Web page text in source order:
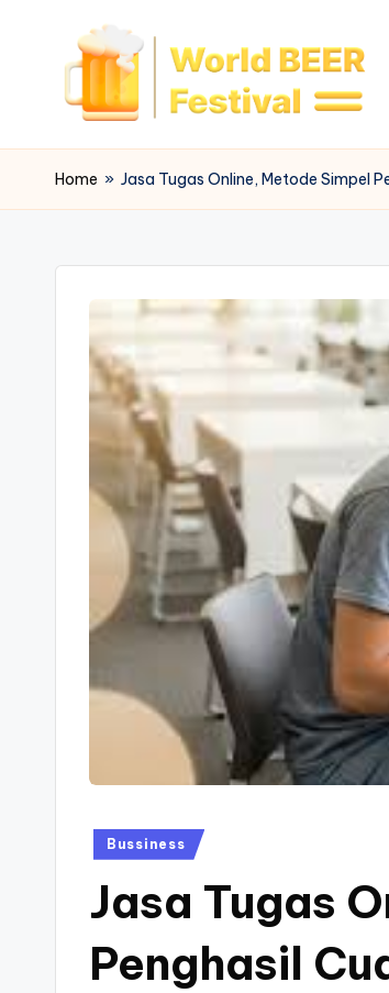
W
o
d
Home » Jasa Tugas Online, Metode Simpel
Posted
Bussiness
Jasa Tugas
Penghasil